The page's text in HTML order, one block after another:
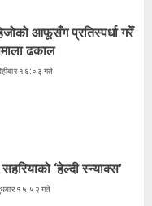
‘हेल्दी स्न्याक्स’
: आराम-सम्मानको
आफूसँग प्रतिस्पर्धा गरेँ
ढकाल
१६:०३ गते
‘हेल्दी स्न्याक्स’
१५:५२ गते